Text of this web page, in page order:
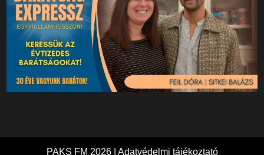
PAKS FM 2026 | Adatvédelmi tájékoztató